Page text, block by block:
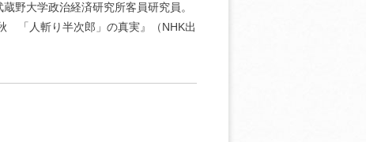
野大学政治経済研究所客員研究員。
「人斬り半次郎」の真実』（NHK出